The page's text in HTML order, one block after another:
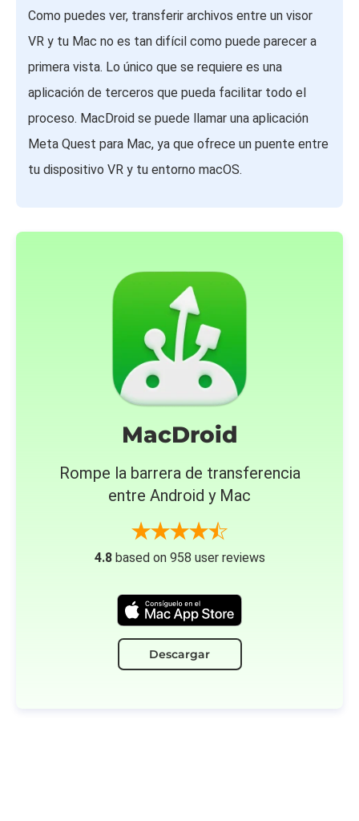
Como puedes ver, transferir archivos entre un visor
VR y tu Mac no es tan difícil como puede parecer a
primera vista. Lo único que se requiere es una
aplicación de terceros que pueda facilitar todo el
proceso. MacDroid se puede llamar una aplicación
Meta Quest para Mac, ya que ofrece un puente entre
tu dispositivo VR y tu entorno macOS.
MacDroid
Rompe la barrera de transferencia
entre Android y Mac
4.8based on 958 user reviews
Descargar